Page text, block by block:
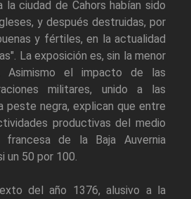
la ciudad de Cahors habían sido
y después destruidas, por
y fértiles, en la actualidad
La exposición es, sin la menor
Asimismo el impacto de las
militares, unido a las
peste negra, explican que entre
productivas del medio
de la Baja Auvernia
un 50 por 100.
del año 1376, alusivo a la